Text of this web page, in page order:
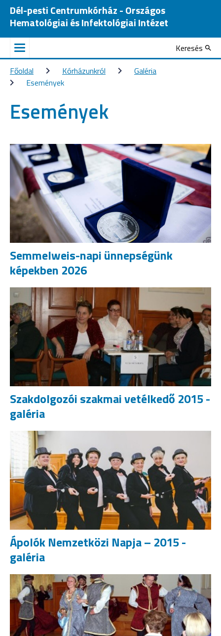
Dél-pesti Centrumkórház - Országos
Hematológiai és Infektológiai Intézet
Keresés
Főoldal
Kórházunkról
Galéria
Események
Események
Semmelweis-napi ünnepségünk
képekben 2026
Szakdolgozói szakmai vetélkedő 2015 -
galéria
Ápolók Nemzetközi Napja – 2015 -
galéria